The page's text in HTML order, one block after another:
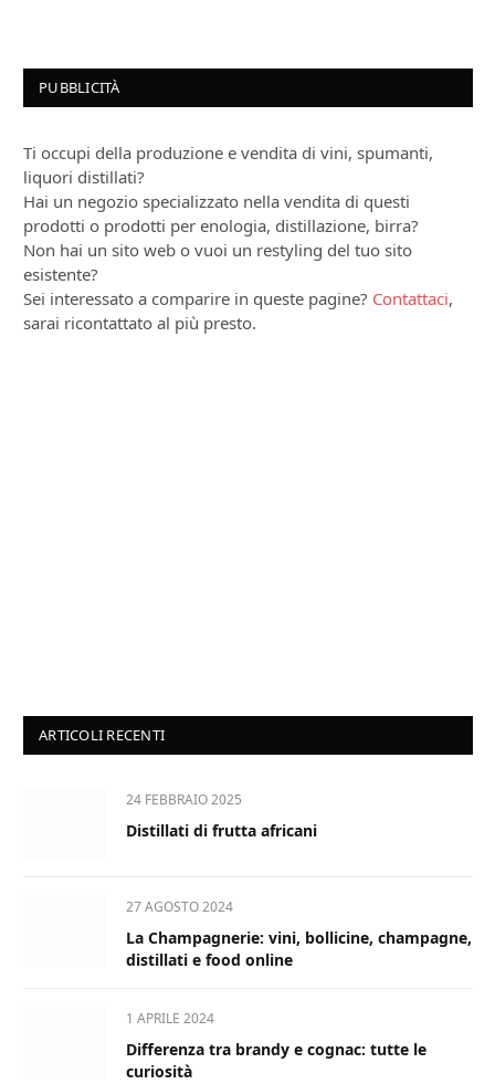
PUBBLICITÀ
Ti occupi della produzione e vendita di vini, spumanti,
liquori distillati?
Hai un negozio specializzato nella vendita di questi
prodotti o prodotti per enologia, distillazione, birra?
Non hai un sito web o vuoi un restyling del tuo sito
esistente?
Sei interessato a comparire in queste pagine? Contattaci,
sarai ricontattato al più presto.
ARTICOLI RECENTI
24 FEBBRAIO 2025
Distillati di frutta africani
27 AGOSTO 2024
La Champagnerie: vini, bollicine, champagne,
distillati e food online
1 APRILE 2024
Differenza tra brandy e cognac: tutte le
curiosità